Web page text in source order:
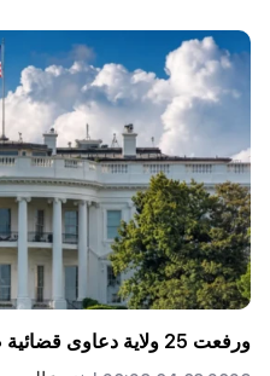
ورفعت 25 ولاية دعاوى قضائية ضد إدارة ترامب